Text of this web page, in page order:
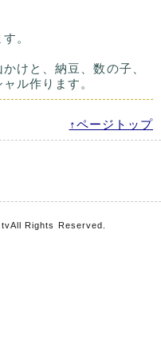
。
けと、納豆、数の子、
ル作ります。
↑ページトップ
All Rights Reserved.